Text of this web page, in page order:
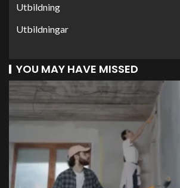
Utbildning
Utbildningar
YOU MAY HAVE MISSED